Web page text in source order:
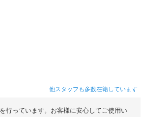
他スタッフも多数在籍しています
行っています。お客様に安心してご使用い